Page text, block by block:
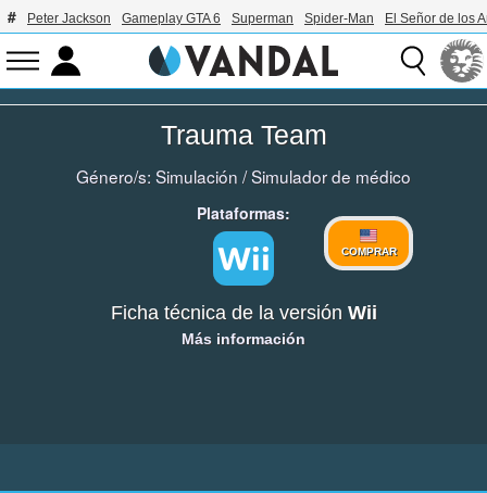
Peter Jackson Gameplay GTA 6 Superman Spider-Man El Señor de los
Trauma Team
Género/s: Simulación /Simulador de médico
Plataformas:
COMPRAR
Ficha técnica de la versión Wii
Más información